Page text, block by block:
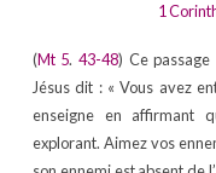
1
(Mt 5.43-48) Ce
Jésus dit : « Vous avez
enseigne en affirmant
explorant. Aimez vos